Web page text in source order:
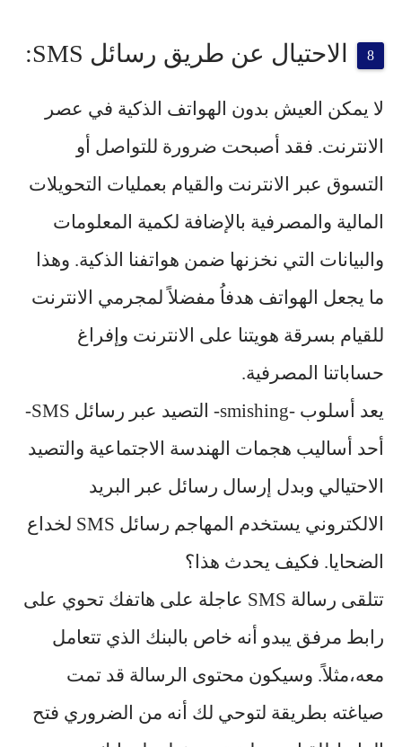
الاحتيال عن طريق رسائل SMS:
لا يمكن العيش بدون الهواتف الذكية في عصر
الانترنت. فقد أصبحت ضرورة للتواصل أو
التسوق عبر الانترنت والقيام بعمليات التحويلات
المالية والمصرفية بالإضافة لكمية المعلومات
والبيانات التي نخزنها ضمن هواتفنا الذكية. وهذا
ما يجعل الهواتف هدفاُ مفضلاً لمجرمي الانترنت
للقيام بسرقة هويتنا على الانترنت وإفراغ
حساباتنا المصرفية.
يعد أسلوب -smishing- التصيد عبر رسائل SMS-
أحد أساليب هجمات الهندسة الاجتماعية والتصيد
الاحتيالي وبدل إرسال رسائل عبر البريد
الالكتروني يستخدم المهاجم رسائل SMS لخداع
الضحايا. فكيف يحدث هذا؟
تتلقى رسالة SMS عاجلة على هاتفك تحوي على
رابط مرفق يبدو أنه خاص بالبنك الذي تتعامل
معه،مثلاً. وسيكون محتوى الرسالة قد تمت
صياغته بطريقة لتوحي لك أنه من الضروري فتح